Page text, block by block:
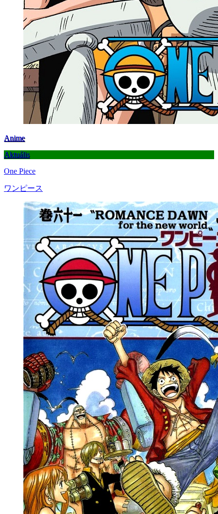
Anime
Aktuális
One Piece
ワンピース